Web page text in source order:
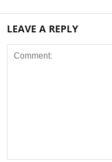
LEAVE A REPLY